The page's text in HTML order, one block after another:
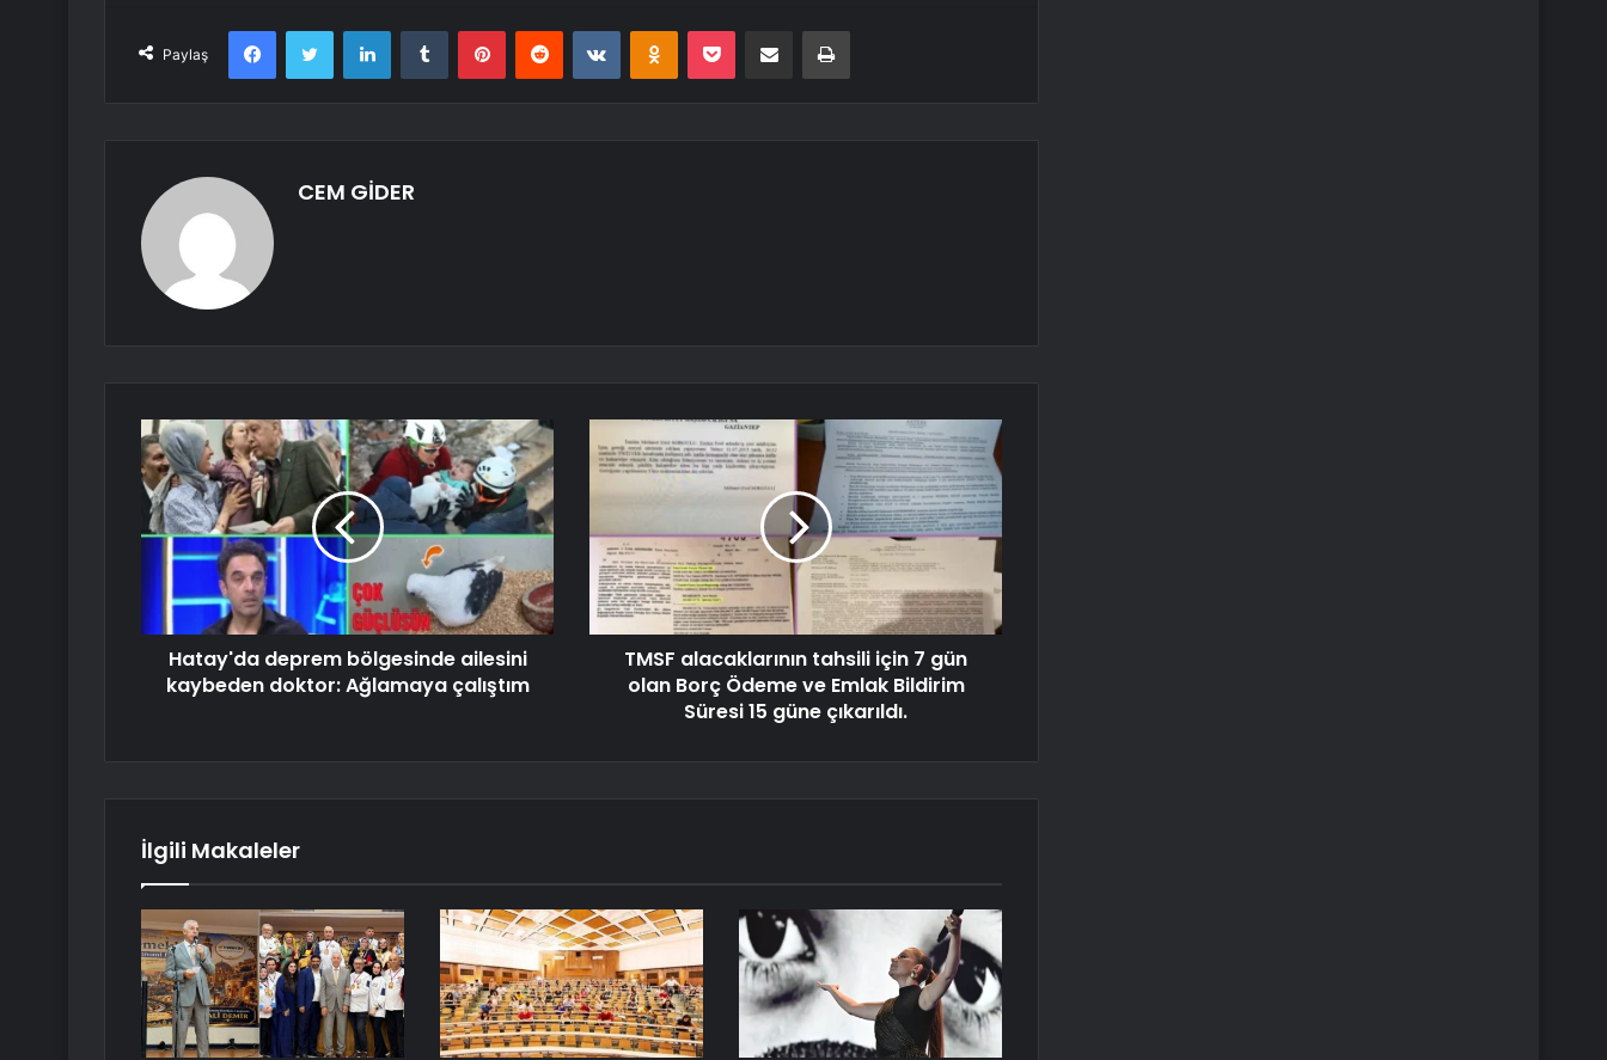
Paylaş
FacebookTwitter LinkedInTumblr PinterestReddit VKontakteOdnoklassniki
Pocket E-Posta ile paylaş Yazdır
CEM GİDER
Hatay'da deprem bölgesinde ailesini
kaybeden doktor: Ağlamaya çalıştım
TMSF alacaklarının tahsili için 7 gün
olan Borç Ödeme ve Emlak Bildirim
Süresi 15 güne çıkarıldı.
İlgili Makaleler